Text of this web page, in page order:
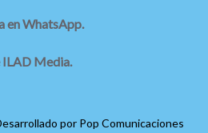
en WhatsApp.
ILAD Media.
por Pop Comunicaciones